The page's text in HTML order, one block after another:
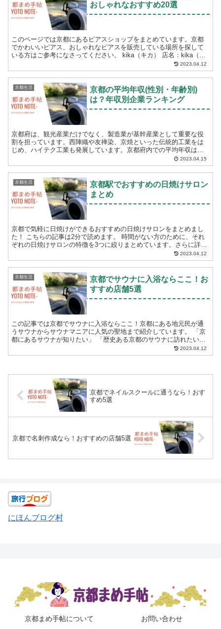
おしゃれなおすすめ20選
このページでは京都にあるピアスショップをまとめています。京都
でかわいいピアス、おしゃれなピアスを販売している場所を探して
いる方はご参考になさってください。 kika（キカ） 店名：kika（キ
2023.04.12
京都生活
京都の平均年収(性別・年齢別)
は？年収別企業ランキング
京都府は、観光産業だけでなく、製造業が基幹産業として重要な役
割を担っています。西陣織や友禅染、京焼といった伝統的工業をは
じめ、ハイテク工業も発展しています。京都府内での平均年収は全
国平均を上回っており、特に所得水準の高い市町村も存在しま
す。...
2023.04.15
京都生活
京都駅でおすすめの日焼けサロン
まとめ
京都で気軽に日焼けができるおすすめの日焼けサロンをまとめまし
た！ こちらの記事は2分で読めます。 時間がない方のために、それ
ぞれの日焼けサロンの特徴を3つに絞りまとめています。さらに詳し
2023.04.12
京都生活
京都でサウナに入浴ならここ！お
すすめ店舗5選
この記事では京都でサウナに入浴ならここ！京都にある地元民が通
うサウナからサウナマニアに人気の聖地まで紹介しています。 「京
都にあるサウナが知りたい」 「歴史ある京都のサウナに訪れたい」
2023.04.12
京都でネイルスクールに通うなら！おす
すめ5選
京都で名刺作成なら！おすすめの店舗5選
にほんブログ村
京都まめ手帖について お問い合わせ